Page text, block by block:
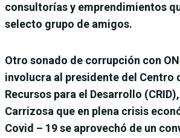
consultorías y emprendimientos
selecto grupo de amigos.
Otro sonado de corrupción con
involucra al presidente del Centro
Recursos para el Desarrollo
Carrizosa que en plena crisis
Covid – 19 se aprovechó de un